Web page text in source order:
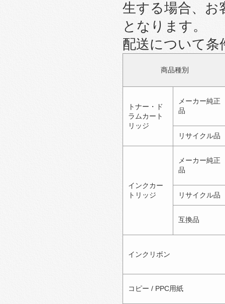
生する場合、お
となります。
配送について条
商品種別
トナー・ド
ラムカート
リッジ
メーカー純正
品
リサイクル品
インクカー
トリッジ
メーカー純正
品
リサイクル品
互換品
インクリボン
コピー / PPC用紙